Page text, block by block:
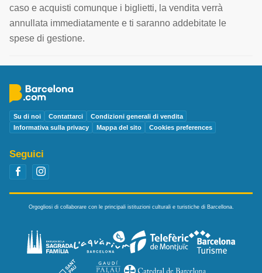
caso e acquisti comunque i biglietti, la vendita verrà
annullata immediatamente e ti saranno addebitate le
spese di gestione.
Su di noi Contattarci
Condizioni generali di vendita
Informativa sulla privacy
Mappa del sito Cookies preferences
Seguici
Orgogliosi di collaborare con le principali istituzioni culturali e turistiche di Barcellona.